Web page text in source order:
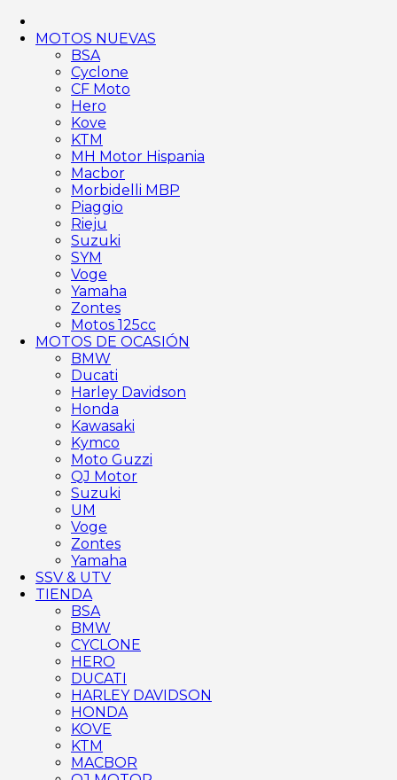
MOTOS NUEVAS
BSA
Cyclone
CF Moto
Hero
Kove
KTM
MH Motor Hispania
Macbor
Morbidelli MBP
Piaggio
Rieju
Suzuki
SYM
Voge
Yamaha
Zontes
Motos 125cc
MOTOS DE OCASIÓN
BMW
Ducati
Harley Davidson
Honda
Kawasaki
Kymco
Moto Guzzi
QJ Motor
Suzuki
UM
Voge
Zontes
Yamaha
SSV & UTV
TIENDA
BSA
BMW
CYCLONE
HERO
DUCATI
HARLEY DAVIDSON
HONDA
KOVE
KTM
MACBOR